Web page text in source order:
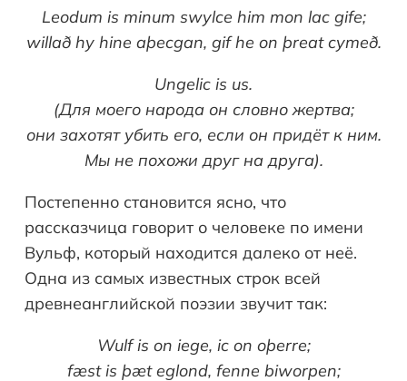
Leodum is minum swylce him mon lac gife;
willað hy hine aþecgan, gif he on þreat cymeð.
Ungelic is us.
(Для моего народа он словно жертва;
они захотят убить его, если он придёт к ним.
Мы не похожи друг на друга).
Постепенно становится ясно, что
рассказчица говорит о человеке по имени
Вульф, который находится далеко от неё.
Одна из самых известных строк всей
древнеанглийской поэзии звучит так:
Wulf is on iege, ic on oþerre;
fæst is þæt eglond, fenne biworpen;